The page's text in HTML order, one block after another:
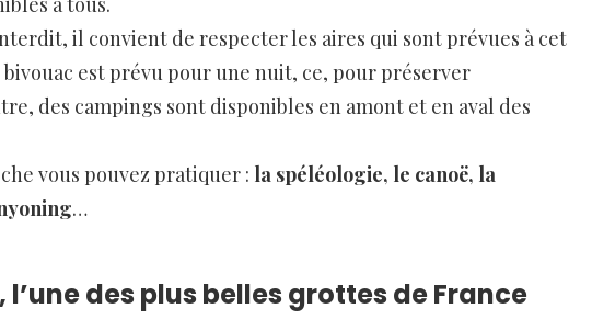
il convient de respecter les aires qui sont prévues à cet
bivouac est prévu pour une nuit, ce, pour préserver
des campings sont disponibles en amont et en aval des
vous pouvez pratiquer : la spéléologie, le canoë, la
…
l’une des plus belles grottes de France